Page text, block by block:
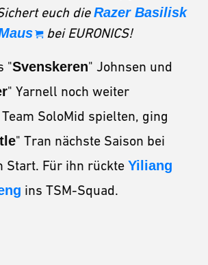
euch dieRazer Basilisk
bei EURONICS!
"Svenskeren" Johnsen und
" Yarnell noch weiter
SoloMid spielten, ging
" Tran nächste Saison bei
Start. Für ihn rückte Yiliang
ins TSM-Squad.